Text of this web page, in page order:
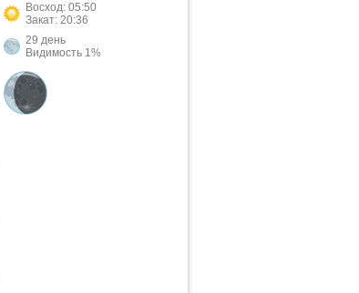
Восход: 05:50
Закат: 20:36
29 день
Видимость 1%